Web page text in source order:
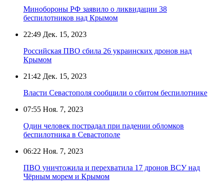
Минобороны РФ заявило о ликвидации 38
беспилотников над Крымом
22:49 Дек. 15, 2023
Российская ПВО сбила 26 украинских дронов над
Крымом
21:42 Дек. 15, 2023
Власти Севастополя сообщили о сбитом беспилотнике
07:55 Ноя. 7, 2023
Один человек пострадал при падении обломков
беспилотника в Севастополе
06:22 Ноя. 7, 2023
ПВО уничтожила и перехватила 17 дронов ВСУ над
Чёрным морем и Крымом